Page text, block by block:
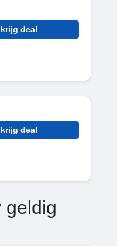
krijg deal
krijg deal
geldig